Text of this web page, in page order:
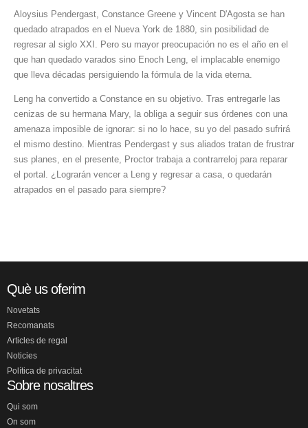
Aloysius Pendergast, Constance Greene y Vincent D'Agosta se han
quedado atrapados en el Nueva York de 1880, sin posibilidad de
regresar al siglo XXI. Pero su mayor preocupación no es el año en el
que han quedado varados sino Enoch Leng, el implacable enemigo
que lleva décadas persiguiendo la fórmula de la vida eterna.
Leng ha convertido a Constance en su objetivo. Tras entregarle las
cenizas de su hermana Mary, la obliga a seguir sus órdenes con una
amenaza imposible de ignorar: si no lo hace, su yo del pasado sufrirá
el mismo destino. Mientras Pendergast y sus aliados tratan de frustrar
sus planes, en el presente, Proctor trabaja a contrarreloj para reparar
el portal. ¿Lograrán vencer a Leng y regresar a casa, o quedarán
atrapados en el pasado para siempre?
Què us oferim
Novetats
Recomanats
Articles de regal
Noticies
Política de privacitat
Sobre nosaltres
Qui som
On som